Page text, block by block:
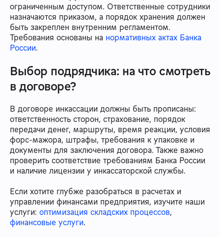
ограниченным доступом. Ответственные сотрудники
назначаются приказом, а порядок хранения должен
быть закреплен внутренним регламентом.
Требования основаны на нормативных актах Банка
России.
Выбор подрядчика: на что смотреть
в договоре?
В договоре инкассации должны быть прописаны:
ответственность сторон, страхование, порядок
передачи денег, маршруты, время реакции, условия
форс-мажора, штрафы, требования к упаковке и
документы для заключения договора. Также важно
проверить соответствие требованиям Банка России
и наличие лицензии у инкассаторской службы.
Если хотите глубже разобраться в расчетах и
управлении финансами предприятия, изучите наши
услуги: оптимизация складских процессов,
финансовые услуги.